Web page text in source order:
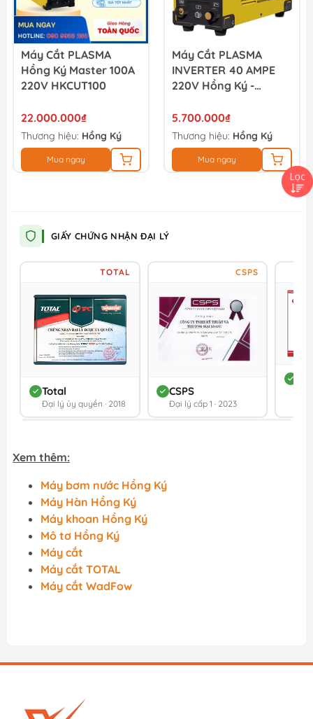
Máy Cắt PLASMA
Hồng Ký Master 100A
220V HKCUT100
22.000.000₫
Thương hiệu: Hồng Ký
Mua ngay
Máy Cắt PLASMA
INVERTER 40 AMPE
220V Hồng Ký -
5.700.000₫
Thương hiệu: Hồng Ký
Mua ngay
GIẤY CHỨNG NHẬN ĐẠI LÝ
TOTAL
Total
Đại lý ủy quyền · 2018
CSPS
CSPS
Đại lý cấp 1 · 2023
Xem thêm:
Máy bơm nước Hồng Ký
Máy Hàn Hồng Ký
Máy khoan Hồng Ký
Mô tơ Hồng Ký
Máy cắt
Máy cắt TOTAL
Máy cắt WadFow